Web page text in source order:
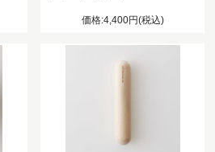
価格:4,400円(税込)